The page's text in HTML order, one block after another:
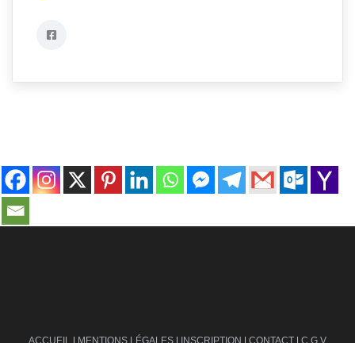
ACCUEIL | MENTIONS LÉGALES | INSCRIPTION | CONTACT | C.G.V